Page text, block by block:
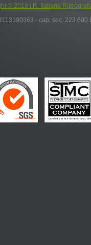
© 2019 I.R. Italiana
- cap. soc. 223.600